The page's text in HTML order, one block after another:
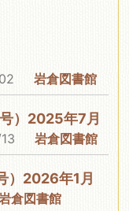
岩倉図書館
）2025年7月
岩倉図書館
）2026年1月
倉図書館